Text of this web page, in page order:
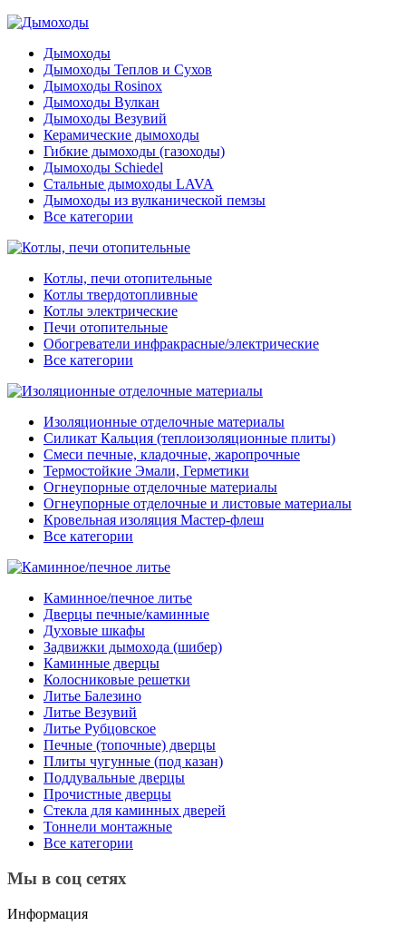
Дымоходы
Дымоходы Теплов и Сухов
Дымоходы Rosinox
Дымоходы Вулкан
Дымоходы Везувий
Керамические дымоходы
Гибкие дымоходы (газоходы)
Дымоходы Schiedel
Стальные дымоходы LAVA
Дымоходы из вулканической пемзы
Все категории
Котлы, печи отопительные
Котлы твердотопливные
Котлы электрические
Печи отопительные
Обогреватели инфракрасные/электрические
Все категории
Изоляционные отделочные материалы
Силикат Кальция (теплоизоляционные плиты)
Смеси печные, кладочные, жаропрочные
Термостойкие Эмали, Герметики
Огнеупорные отделочные материалы
Огнеупорные отделочные и листовые материалы
Кровельная изоляция Мастер-флеш
Все категории
Каминное/печное литье
Дверцы печные/каминные
Духовые шкафы
Задвижки дымохода (шибер)
Каминные дверцы
Колосниковые решетки
Литье Балезино
Литье Везувий
Литье Рубцовское
Печные (топочные) дверцы
Плиты чугунные (под казан)
Поддувальные дверцы
Прочистные дверцы
Стекла для каминных дверей
Тоннели монтажные
Все категории
Мы в соц сетях
Информация